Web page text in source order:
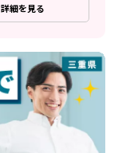
詳細を見る